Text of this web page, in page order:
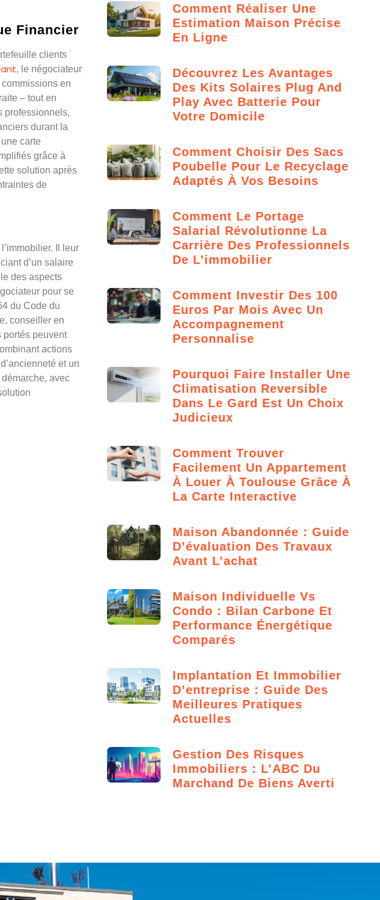
Financier
clients
, le négociateur
en
– tout en
professionnels,
durant la
carte
grâce à
solution après
de
Il leur
d’un salaire
des aspects
pour se
du Code du
conseiller en
portés peuvent
actions
et un
avec
Comment Réaliser Une
Estimation Maison Précise
En Ligne
Découvrez Les Avantages
Des Kits Solaires Plug And
Play Avec Batterie Pour
Votre Domicile
Comment Choisir Des Sacs
Poubelle Pour Le Recyclage
Adaptés À Vos Besoins
Comment Le Portage
Salarial Révolutionne La
Carrière Des Professionnels
De L’immobilier
Comment Investir Des 100
Euros Par Mois Avec Un
Accompagnement
Personnalise
Pourquoi Faire Installer Une
Climatisation Reversible
Dans Le Gard Est Un Choix
Judicieux
Comment Trouver
Facilement Un Appartement
À Louer À Toulouse Grâce À
La Carte Interactive
Maison Abandonnée : Guide
D’évaluation Des Travaux
Avant L’achat
Maison Individuelle Vs
Condo : Bilan Carbone Et
Performance Énergétique
Comparés
Implantation Et Immobilier
D’entreprise : Guide Des
Meilleures Pratiques
Actuelles
Gestion Des Risques
Immobiliers : L’ABC Du
Marchand De Biens Averti